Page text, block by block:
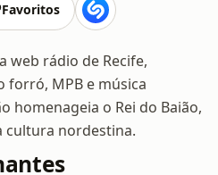
Favoritos
web rádio de Recife,
forró, MPB e música
homenageia o Rei do Baião,
cultura nordestina.